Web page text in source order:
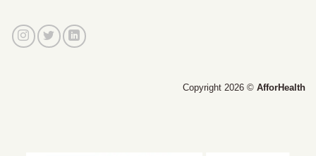
Copyright 2026 © AfforHealth